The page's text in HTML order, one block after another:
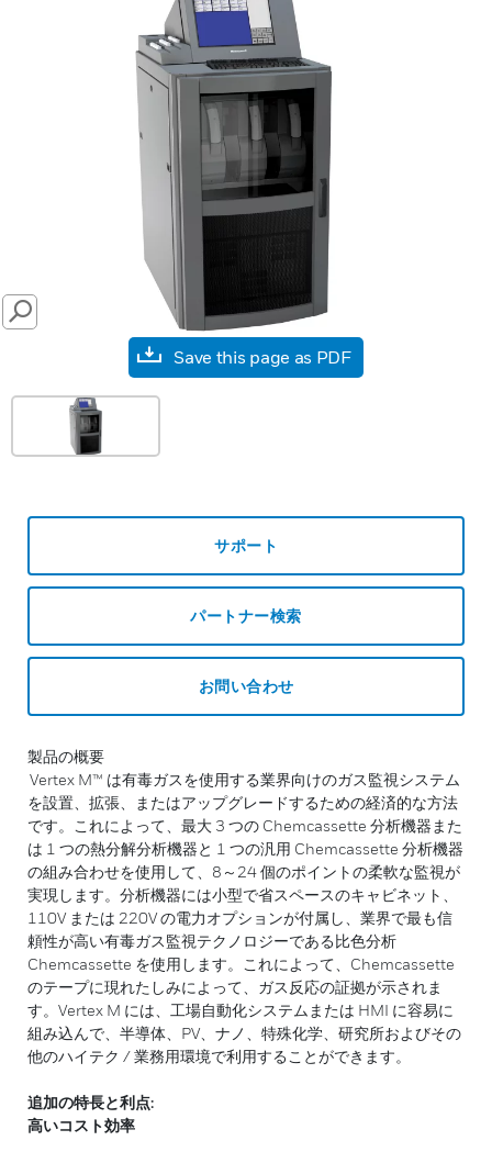
SEARCH
Save this page as PDF
サポート
パートナー検索
お問い合わせ
製品の概要
Vertex M™ は有毒ガスを使用する業界向けのガス監視システム
を設置、拡張、またはアップグレードするための経済的な方法
です。これによって、最大 3 つの Chemcassette 分析機器また
は 1 つの熱分解分析機器と 1 つの汎用 Chemcassette 分析機器
の組み合わせを使用して、8～24 個のポイントの柔軟な監視が
実現します。分析機器には小型で省スペースのキャビネット、
110V または 220V の電力オプションが付属し、業界で最も信
頼性が高い有毒ガス監視テクノロジーである比色分析
Chemcassette を使用します。これによって、Chemcassette
のテープに現れたしみによって、ガス反応の証拠が示されま
す。Vertex M には、工場自動化システムまたは HMI に容易に
組み込んで、半導体、PV、ナノ、特殊化学、研究所およびその
他のハイテク / 業務用環境で利用することができます。
追加の特長と利点:
高いコスト効率